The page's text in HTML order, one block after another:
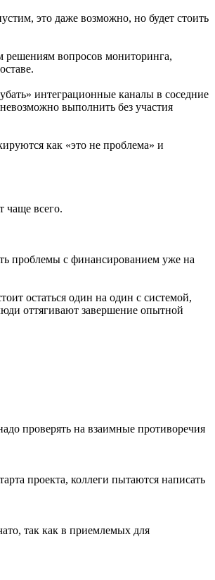
это даже возможно, но будет стоить
решениям вопросов мониторинга,
интеграционные каналы в соседние
выполнить без участия
как «это не проблема» и
чаще всего.
проблемы с финансированием уже на
остаться один на один с системой,
оттягивают завершение опытной
проверять на взаимные противоречия
проекта, коллеги пытаются написать
так как в приемлемых для